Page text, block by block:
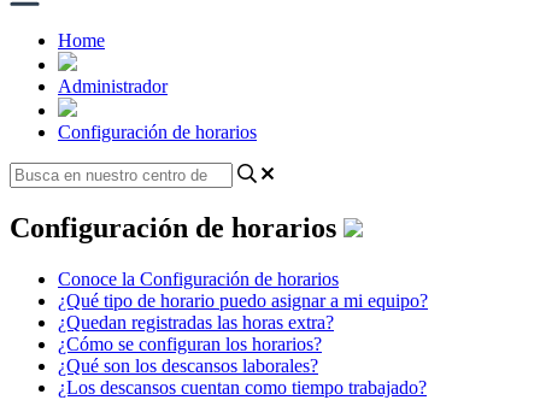
Home
Administrador
Configuración de horarios
Configuración de horarios
Conoce la Configuración de horarios
¿Qué tipo de horario puedo asignar a mi equipo?
¿Quedan registradas las horas extra?
¿Cómo se configuran los horarios?
¿Qué son los descansos laborales?
¿Los descansos cuentan como tiempo trabajado?